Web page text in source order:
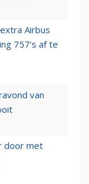
Airbus
757's af te
van
door met